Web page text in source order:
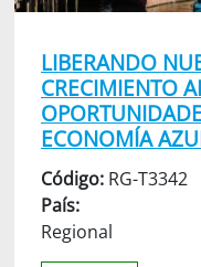
LIBERANDO
CRECIMIENTO
ECONOMÍA
Código: RG-T3342
País:
Regional